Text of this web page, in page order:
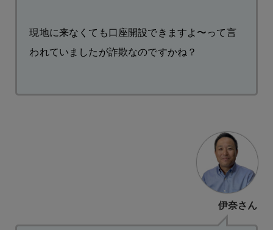
現地に来なくても口座開設できますよ〜って言
われていましたが詐欺なのですかね？
伊奈さん